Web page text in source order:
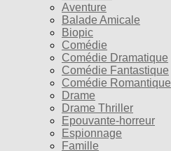
Aventure
Balade Amicale
Biopic
Comédie
Comédie Dramatique
Comédie Fantastique
Comédie Romantique
Drame
Drame Thriller
Epouvante-horreur
Espionnage
Famille